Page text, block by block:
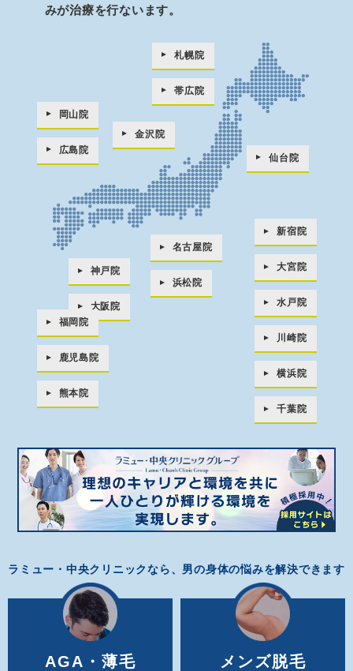
みが治療を行ないます。
新宿院
大宮院
水戸院
川崎院
横浜院
千葉院
札幌院
帯広院
仙台院
名古屋院
浜松院
金沢院
神戸院
大阪院
岡山院
広島院
福岡院
鹿児島院
熊本院
ラミュー・中央クリニックなら、男の身体の悩みを解決できます
AGA・薄毛 メンズ脱毛